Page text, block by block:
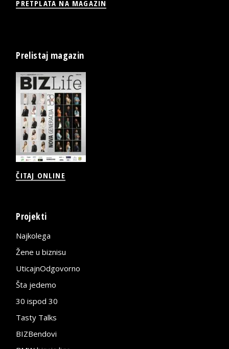
PRETPLATA NA MAGAZIN
Prelistaj magazin
ČITAJ ONLINE
Projekti
Najkolega
Žene u biznisu
UticajnOdgovorno
Šta jedemo
30 ispod 30
Tasty Talks
BIZBendovi